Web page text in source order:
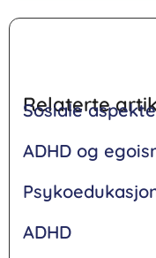
Relaterte
Sosiale
ADHD og
ADHD